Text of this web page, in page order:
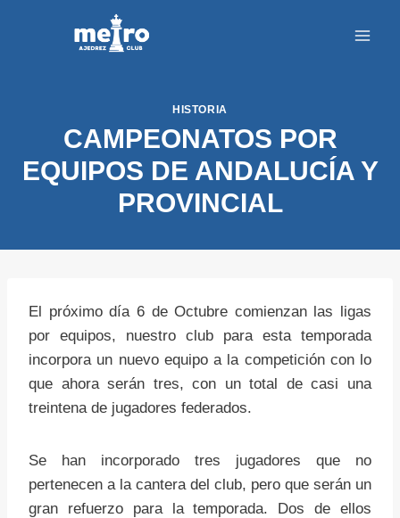
HISTORIA
CAMPEONATOS POR
EQUIPOS DE ANDALUCÍA Y
PROVINCIAL
El próximo día 6 de Octubre comienzan las ligas
por equipos, nuestro club para esta temporada
incorpora un nuevo equipo a la competición con lo
que ahora serán tres, con un total de casi una
treintena de jugadores federados.
Se han incorporado tres jugadores que no
pertenecen a la cantera del club, pero que serán un
gran refuerzo para la temporada. Dos de ellos